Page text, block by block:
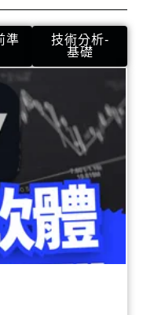
準
技術分析-
基礎